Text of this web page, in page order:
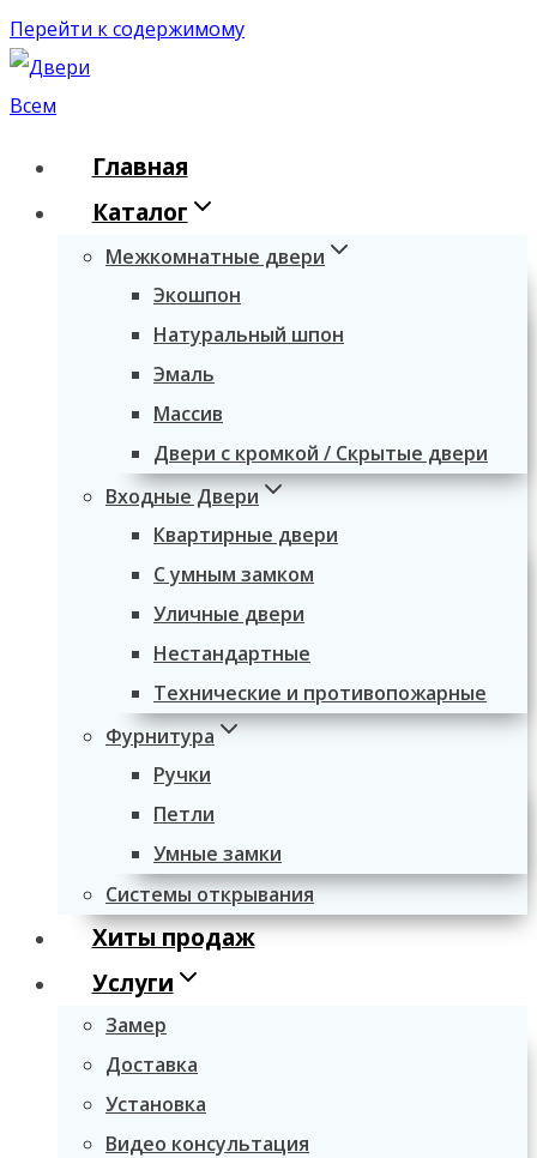
Перейти к содержимому
Главная
Каталог
Межкомнатные двери
Экошпон
Натуральный шпон
Эмаль
Массив
Двери с кромкой / Скрытые двери
Входные Двери
Квартирные двери
С умным замком
Уличные двери
Нестандартные
Технические и противопожарные
Фурнитура
Ручки
Петли
Умные замки
Системы открывания
Хиты продаж
Услуги
Замер
Доставка
Установка
Видео консультация